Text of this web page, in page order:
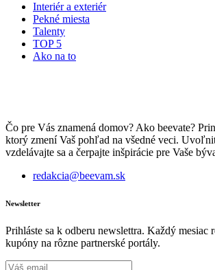
Interiér a exteriér
Pekné miesta
Talenty
TOP 5
Ako na to
Čo pre Vás znamená domov? Ako beevate?
ktorý zmení Vaš pohľad na všedné veci.
vzdelávajte sa a čerpajte inšpirácie pre Vaše
redakcia@beevam.sk
Newsletter
Prihláste sa k odberu newslettra. Každý mesiac
kupóny na rôzne partnerské portály.